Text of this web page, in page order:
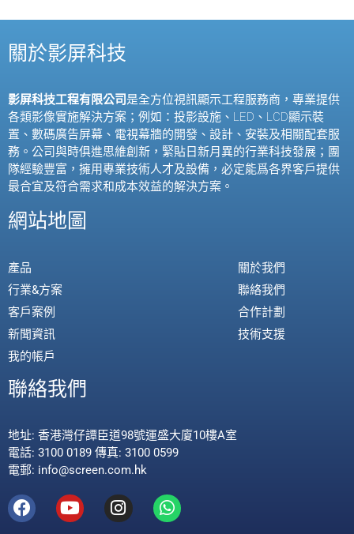
關於影屏科技
影屏科技工程有限公司是全方位視訊顯示工程服務商，專業提供
各類影像實施解決方案；例如：投影設施、 LED 、 LCD顯示裝
置、數碼廣告屏幕、電視幕牆的開發、設計、安裝及相關配套服
務。公司與時俱進思維創新，緊貼日新月異的行業科技發展；團
隊經驗豐富，擁用專業技術人才及設備，必定能爲各界客戶提供
最合宜及符合需求和成本效益的解決方案。
網站地圖
產品
行業&方案
客戶案例
新聞資訊
我的帳戶
關於我們
聯絡我們
合作計劃
技術支援
聯絡我們
地址: 香港灣仔譚臣道98號運盛大廈10樓A室
電話: 3100 0189 傳真: 3100 0599
電郵: info@screen.com.hk